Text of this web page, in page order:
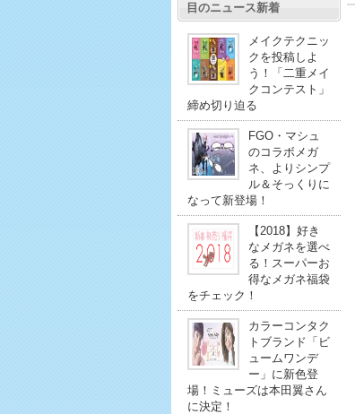
目のニュース新着
メイクテクニッ
クを投稿しよ
う！「二重メイ
クコンテスト」
締め切り迫る
FGO・マシュ
のコラボメガ
ネ、よりシンプ
ル＆そっくりに
なって新登場！
【2018】好き
なメガネを選べ
る！スーパーお
得なメガネ福袋
をチェック！
カラーコンタク
トブランド「ビ
ュームワンデ
ー」に新色登
場！ミューズは本田翼さん
に決定！